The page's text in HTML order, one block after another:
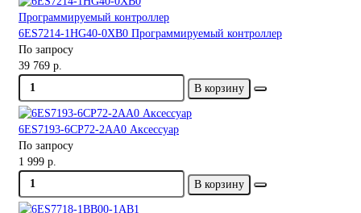
6ES7214-1HG40-0XB0 Программируемый контроллер
По запросу
39 769 р.
В корзину
6ES7193-6CP72-2AA0 Аксессуар
По запросу
1 999 р.
В корзину